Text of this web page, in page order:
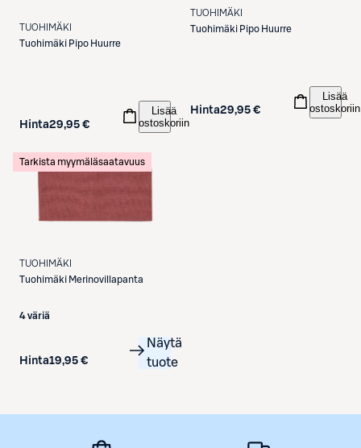
TUOHIMÄKI
Tuohimäki Pipo Huurre
Hinta29,95 €
Lisää
ostoskoriin
TUOHIMÄKI
Tuohimäki Pipo Huurre
Hinta29,95 €
Lisää
ostoskoriin
Tarkista myymäläsaatavuus
TUOHIMÄKI
Tuohimäki Merinovillapanta
4 väriä
Hinta19,95 €
Näytä
tuote